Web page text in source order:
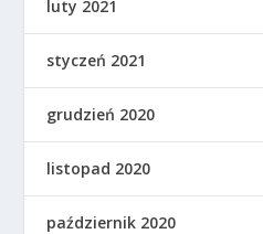
luty 2021
styczeń 2021
grudzień 2020
listopad 2020
październik 2020